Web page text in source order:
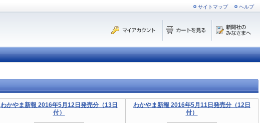
サイトマップ ヘルプ
わかやま新報 2016年5月12日発売分（13日
付）
わかやま新報 2016年5月11日発売分（12日
付）